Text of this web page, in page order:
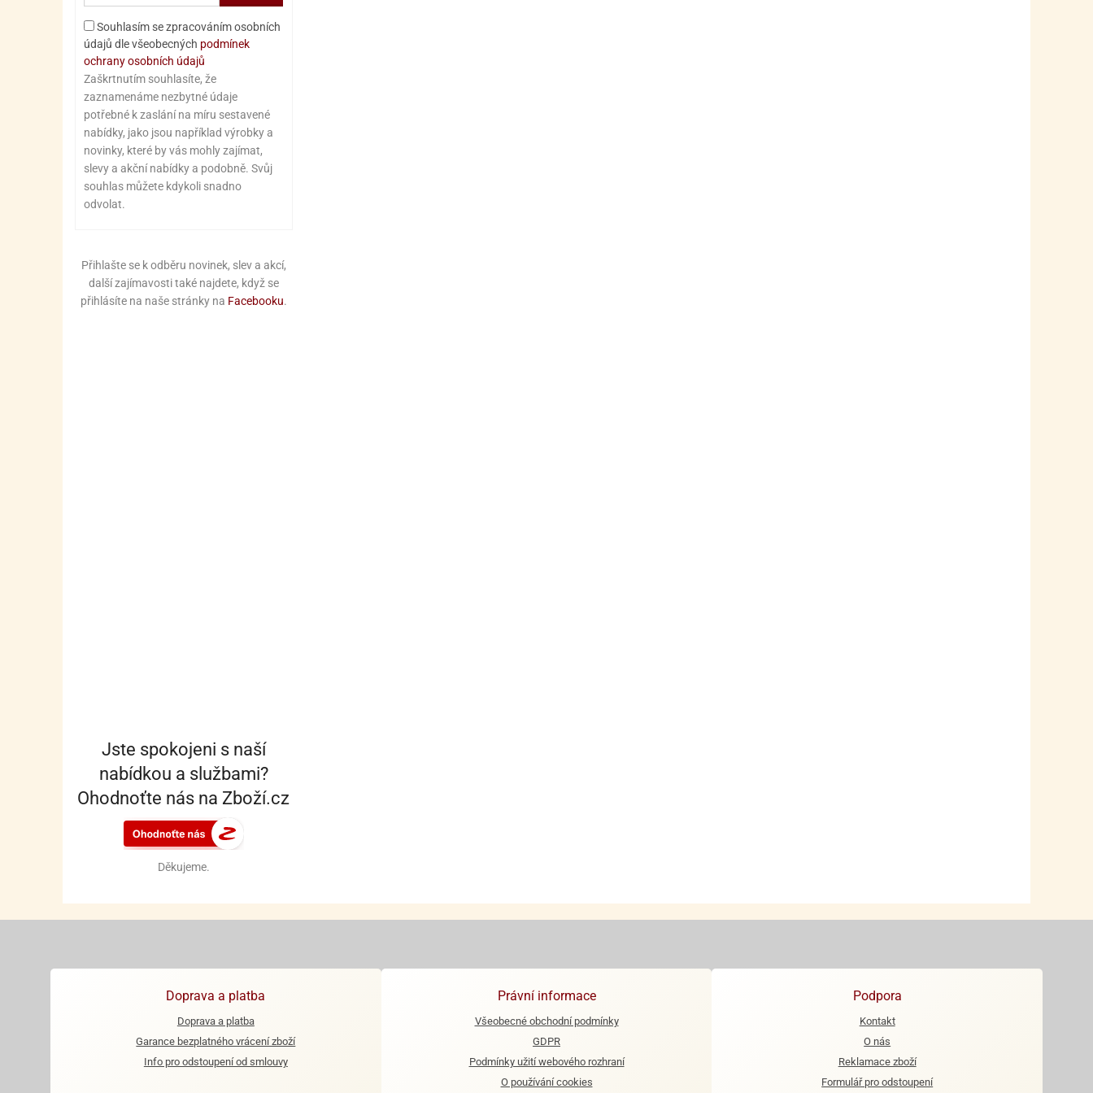
Souhlasím se zpracováním osobních
údajů dle všeobecných podmínek
ochrany osobních údajů
Zaškrtnutím souhlasíte, že
zaznamenáme nezbytné údaje
potřebné k zaslání na míru sestavené
nabídky, jako jsou například výrobky a
novinky, které by vás mohly zajímat,
slevy a akční nabídky a podobně. Svůj
souhlas můžete kdykoli snadno
odvolat.
Přihlašte se k odběru novinek, slev a akcí,
další zajímavosti také najdete, když se
přihlásíte na naše stránky na Facebooku.
Jste spokojeni s naší
nabídkou a službami?
Ohodnoťte nás na Zboží.cz
Děkujeme.
Doprava a platba
Doprava a platba
Garance bezplatného vrácení zboží
Info pro odstoupení od smlouvy
Právní informace
Všeobecné obchodní podmínky
GDPR
Podmínky užití webového rozhraní
O používání cookies
Podpora
Kontakt
O nás
Reklamace zboží
Formulář pro odstoupení